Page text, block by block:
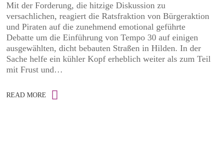
Mit der Forderung, die hitzige Diskussion zu
versachlichen, reagiert die Ratsfraktion von Bürgeraktion
und Piraten auf die zunehmend emotional geführte
Debatte um die Einführung von Tempo 30 auf einigen
ausgewählten, dicht bebauten Straßen in Hilden. In der
Sache helfe ein kühler Kopf erheblich weiter als zum Teil
mit Frust und…
READ MORE